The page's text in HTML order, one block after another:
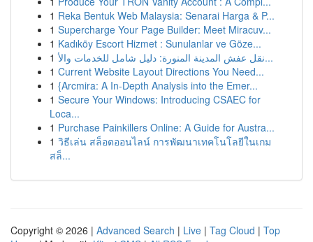
1 Reka Bentuk Web Malaysia: Senarai Harga & P...
1 Supercharge Your Page Builder: Meet Miracuv...
1 Kadıköy Escort Hizmet : Sunulanlar ve Göze...
1
نقل عفش المدينة المنورة: دليل شامل للخدمات والأ...
1 Current Website Layout Directions You Need...
1 {Arcmira: A In-Depth Analysis into the Emer...
1 Secure Your Windows: Introducing CSAEC for
Loca...
1 Purchase Painkillers Online: A Guide for Austra...
1 วิธีเล่น สล็อตออนไลน์ การพัฒนาเทคโนโลยีในเกม
สล็...
Copyright © 2026 | Advanced Search | Live | Tag Cloud | Top